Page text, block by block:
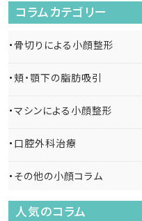
コラムカテゴリー
骨切りによる小顔整形
頬・顎下の脂肪吸引
マシンによる小顔整形
口腔外科治療
その他の小顔コラム
人気のコラム